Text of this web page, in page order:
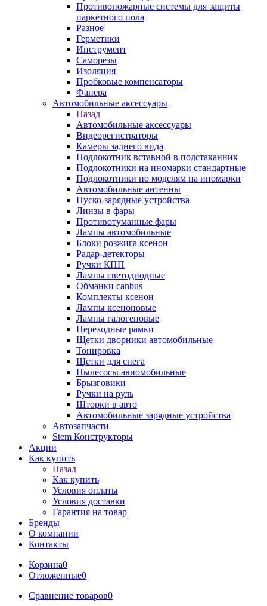
Противопожарные системы для защиты
паркетного пола
Разное
Герметики
Инструмент
Саморезы
Изоляция
Пробковые компенсаторы
Фанера
Автомобильные аксессуары
Назад
Автомобильные аксессуары
Видеорегистраторы
Камеры заднего вида
Подлокотник вставной в подстаканник
Подлокотники на иномарки стандартные
Подлокотники по моделям на иномарки
Автомобильные антенны
Пуско-зарядные устройства
Линзы в фары
Противотуманные фары
Лампы автомобильные
Блоки розжига ксенон
Радар-детекторы
Ручки КПП
Лампы светодиодные
Обманки canbus
Комплекты ксенон
Лампы ксеноновые
Лампы галогеновые
Переходные рамки
Щетки дворники автомобильные
Тонировка
Щетки для снега
Пылесосы авиомобильные
Брызговики
Ручки на руль
Шторки в авто
Автомобильные зарядные устройства
Автозапчасти
Stem Конструкторы
Акции
Как купить
Назад
Как купить
Условия оплаты
Условия доставки
Гарантия на товар
Бренды
О компании
Контакты
Корзина0
Отложенные0
Сравнение товаров0